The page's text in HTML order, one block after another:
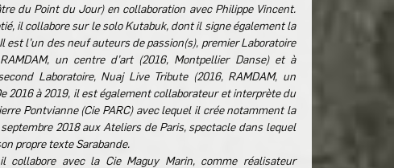
du Point du Jour) en collaboration avec Philippe Vincent.
il collabore sur le solo Kutabuk, dont il signe également la
est l’un des neuf auteurs de passion(s), premier Laboratoire
un centre d’art (2016, Montpellier Danse) et à
Laboratoire, Nuaj Live Tribute (2016, RAMDAM, un
2016 à 2019, il est également collaborateur et interprète du
Pontvianne (Cie PARC) avec lequel il crée notamment la
2018 aux Ateliers de Paris, spectacle dans lequel
propre texte Sarabande.
collabore avec la Cie Maguy Marin, comme réalisateur